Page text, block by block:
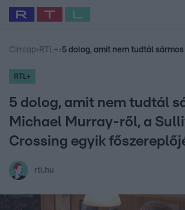
Legfrissebb RTL Híradó
Babits Marcella Most
Címlap› RTL+ ›
RTL+
5 dolog, amit nem tudtál
Michael Murray-ről, a
Crossing egyik
rtl.hu